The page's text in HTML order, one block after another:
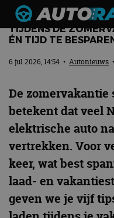
Autonieuws
Podcast
Automerken
Adverteren
Contact
MotorRAI.nl
GOEDKOOP
TIJDENS DE
ÉN TIJD TE
6 jul 2026, 14:54 • Autonieuws
De zomervakantie
betekent dat veel
elektrische auto
vertrekken. Voor
keer, wat best
laad- en
geven we je vijf